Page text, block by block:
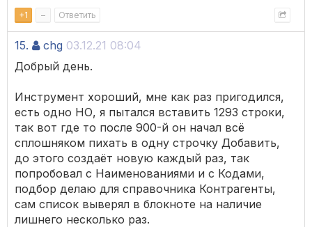
+1 – Ответить
15. chg 03.12.21 08:04
Добрый день.
Инструмент хороший, мне как раз пригодился,
есть одно НО, я пытался вставить 1293 строки,
так вот где то после 900-й он начал всё
сплошняком пихать в одну строчку Добавить,
до этого создаёт новую каждый раз, так
попробовал с Наименованиями и с Кодами,
подбор делаю для справочника Контрагенты,
сам список выверял в блокноте на наличие
лишнего несколько раз.